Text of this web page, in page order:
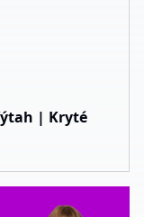
| Kryté